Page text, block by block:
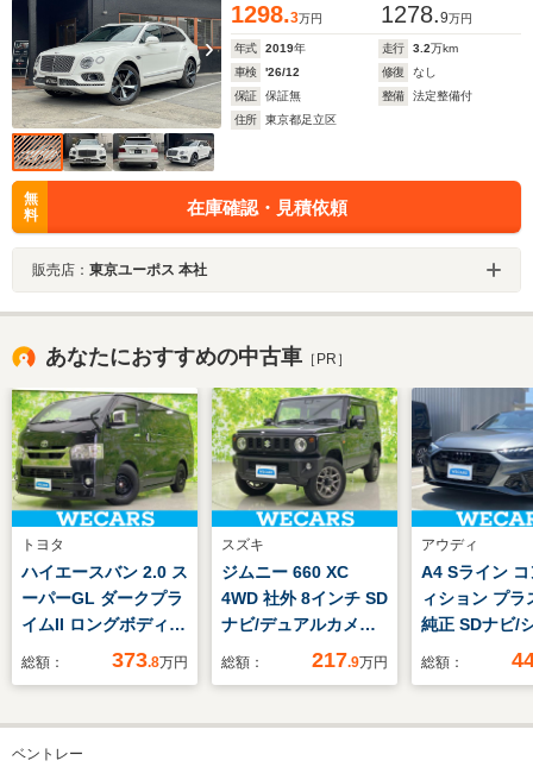
1298.3万円 1278.9万円
年式 2019年 走行 3.2万km
車検
'26/12 修復
なし
保証
保証無 整備
法定整備付
住所
東京都足立区
無
料
在庫確認・見積依頼
販売店： 東京ユーポス 本社
あなたにおすすめの中古車 ［PR］
トヨタ
ハイエースバン 2.0 ス
ーパーGL ダークプラ
イムII ロングボディ
純正エアロ/社外 11イ
安全装置/両側電動ス
ライドドア/車線逸脱
総額： 373.8万円
スズキ
ジムニー 660 XC
4WD 社外 8インチ SD
ナビ/デュアルカメラ
ブレーキサポート(ス
援システム/ヘッドラ
総額： 217.9万円
アウディ
A4 Sライン
ィション プラ
純正 SDナビ/
ーター/全方位
レザー/パーキ
総額：
ベントレー